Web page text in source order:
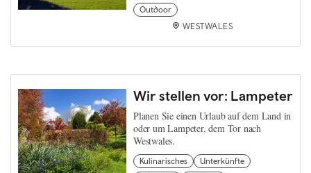
Outdoor
WESTWALES
Wir stellen vor: Lampeter
Planen Sie einen Urlaub auf dem Land in
oder um Lampeter, dem Tor nach
Westwales.
Kulinarisches
Unterkünfte